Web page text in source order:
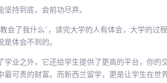
持到底，会前功尽弃。
会了我什么”，读完大学的人有体会，大学的过
体会不到的。
学业之外，它还给学生提供了更高的平台，你的
最可贵的财富。而新西兰留学，更是让学生在世